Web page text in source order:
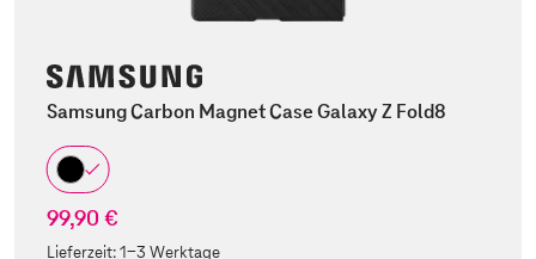
Samsung Carbon Magnet Case Galaxy Z Fold8
99,90 €
Lieferzeit:1-3 Werktage